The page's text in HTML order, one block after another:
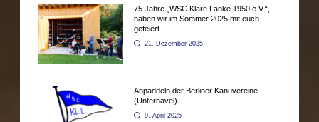
75 Jahre „WSC Klare Lanke 1950 e.V.“,
haben wir im Sommer 2025 mit euch
gefeiert
21. Dezember 2025
Anpaddeln der Berliner Kanuvereine
(Unterhavel)
9. April 2025